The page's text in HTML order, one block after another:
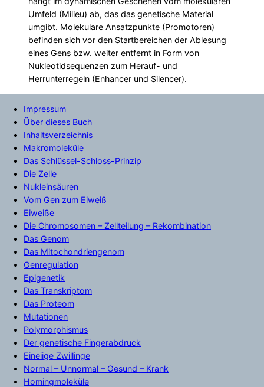
Umfeld (Milieu) ab, das das genetische Material
umgibt. Molekulare Ansatzpunkte (Promotoren)
befinden sich vor den Startbereichen der Ablesung
eines Gens bzw. weiter entfernt in Form von
Nukleotidsequenzen zum Herauf- und
Herrunterregeln (Enhancer und Silencer).
Impressum
Über dieses Buch
Inhaltsverzeichnis
Makromoleküle
Das Schlüssel-Schloss-Prinzip
Die Zelle
Nukleinsäuren
Vom Gen zum Eiweiß
Eiweiße
Die Chromosomen – Zellteilung – Rekombination
Das Genom
Das Mitochondriengenom
Genregulation
Epigenetik
Das Transkriptom
Das Proteom
Mutationen
Polymorphismus
Der genetische Fingerabdruck
Eineiige Zwillinge
Normal – Unnormal – Gesund – Krank
Homingmoleküle